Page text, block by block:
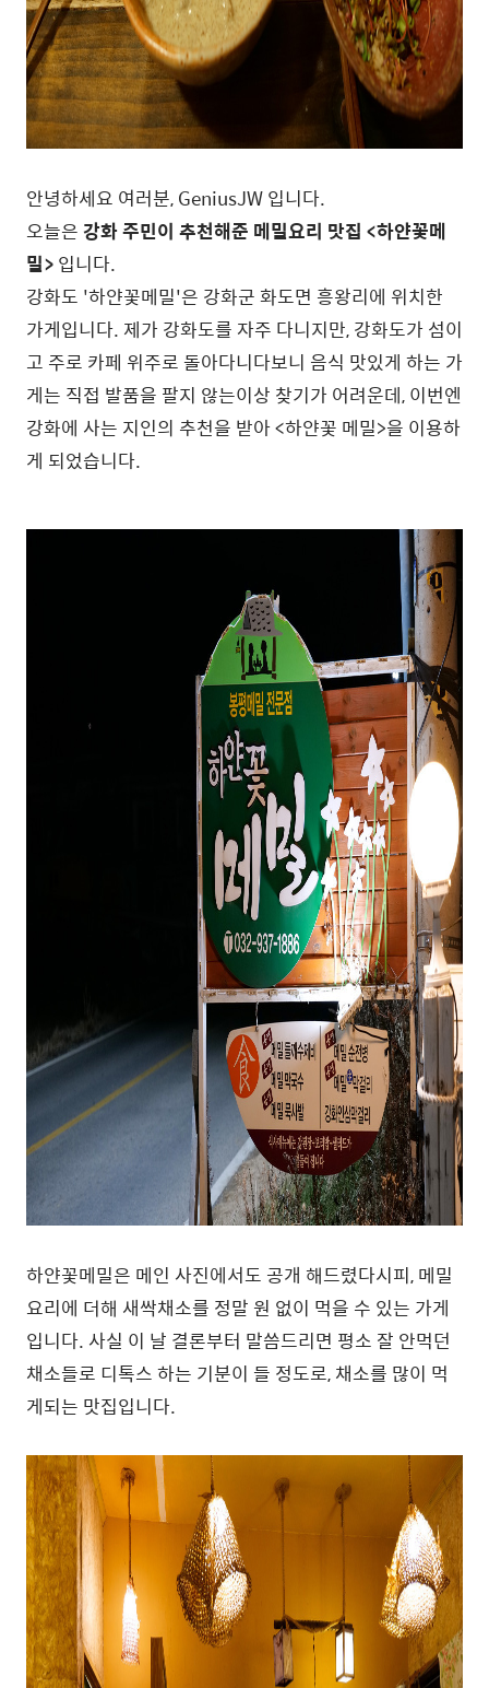
안녕하세요 여러분, GeniusJW 입니다.
오늘은 강화 주민이 추천해준 메밀요리 맛집 <하얀꽃메
밀>입니다.
강화도 '하얀꽃메밀'은 강화군 화도면 흥왕리에 위치한
가게입니다. 제가 강화도를 자주 다니지만, 강화도가 섬이
고 주로 카페 위주로 돌아다니다보니 음식 맛있게 하는 가
게는 직접 발품을 팔지 않는이상 찾기가 어려운데, 이번엔
강화에 사는 지인의 추천을 받아 <하얀꽃 메밀>을 이용하
게 되었습니다.
하얀꽃메밀은 메인 사진에서도 공개 해드렸다시피, 메밀
요리에 더해 새싹채소를 정말 원 없이 먹을 수 있는 가게
입니다. 사실 이 날 결론부터 말씀드리면 평소 잘 안먹던
채소들로 디톡스 하는 기분이 들 정도로, 채소를 많이 먹
게되는 맛집입니다.